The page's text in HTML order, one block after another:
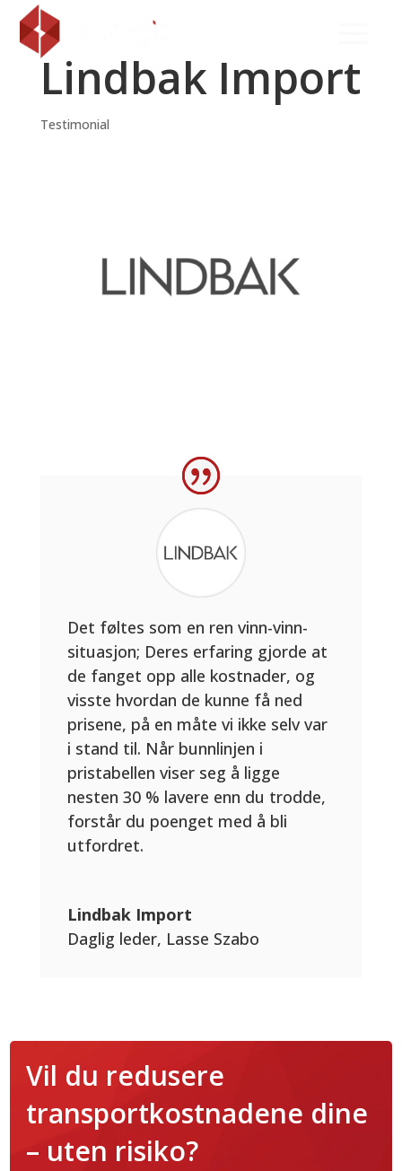
Lindbak Import
Testimonial
Det føltes som en ren vinn-vinn-
situasjon; Deres erfaring gjorde at
de fanget opp alle kostnader, og
visste hvordan de kunne få ned
prisene, på en måte vi ikke selv var
i stand til. Når bunnlinjen i
pristabellen viser seg å ligge
nesten 30 % lavere enn du trodde,
forstår du poenget med å bli
utfordret.
Lindbak Import
Daglig leder, Lasse Szabo
Vil du redusere
transportkostnadene dine
– uten risiko?